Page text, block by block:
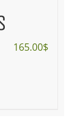
165.00$